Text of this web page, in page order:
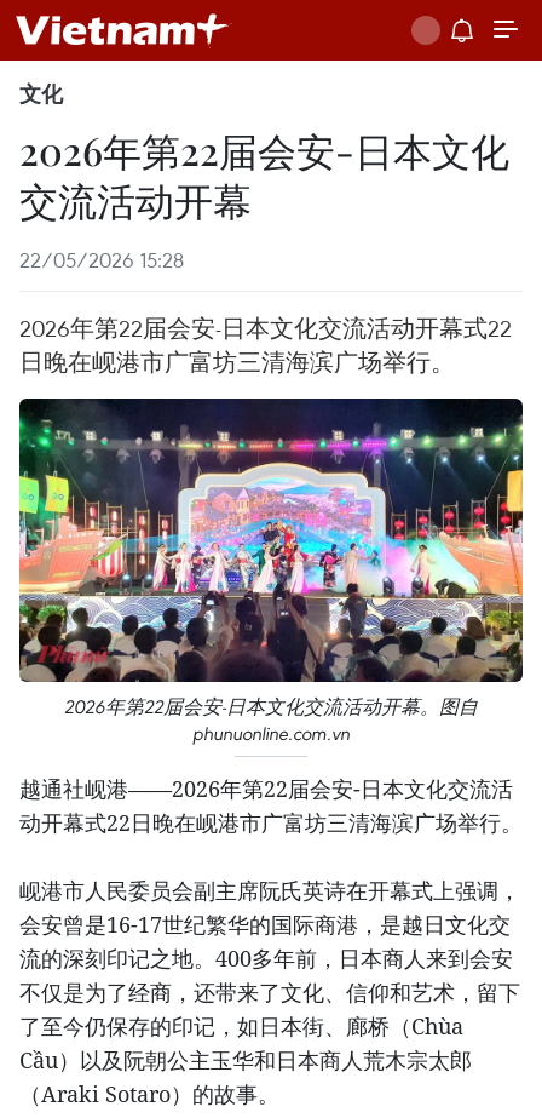
文化
2026年第22届会安-日本文化
交流活动开幕
22/05/2026 15:28
2026年第22届会安-日本文化交流活动开幕式22
日晚在岘港市广富坊三清海滨广场举行。
2026年第22届会安-日本文化交流活动开幕。图自
phunuonline.com.vn
越通社岘港——2026年第22届会安-日本文化交流活
动开幕式22日晚在岘港市广富坊三清海滨广场举行。
岘港市人民委员会副主席阮氏英诗在开幕式上强调，
会安曾是16-17世纪繁华的国际商港，是越日文化交
流的深刻印记之地。400多年前，日本商人来到会安
不仅是为了经商，还带来了文化、信仰和艺术，留下
了至今仍保存的印记，如日本街、廊桥（Chùa
Cầu）以及阮朝公主玉华和日本商人荒木宗太郎
（Araki Sotaro）的故事。